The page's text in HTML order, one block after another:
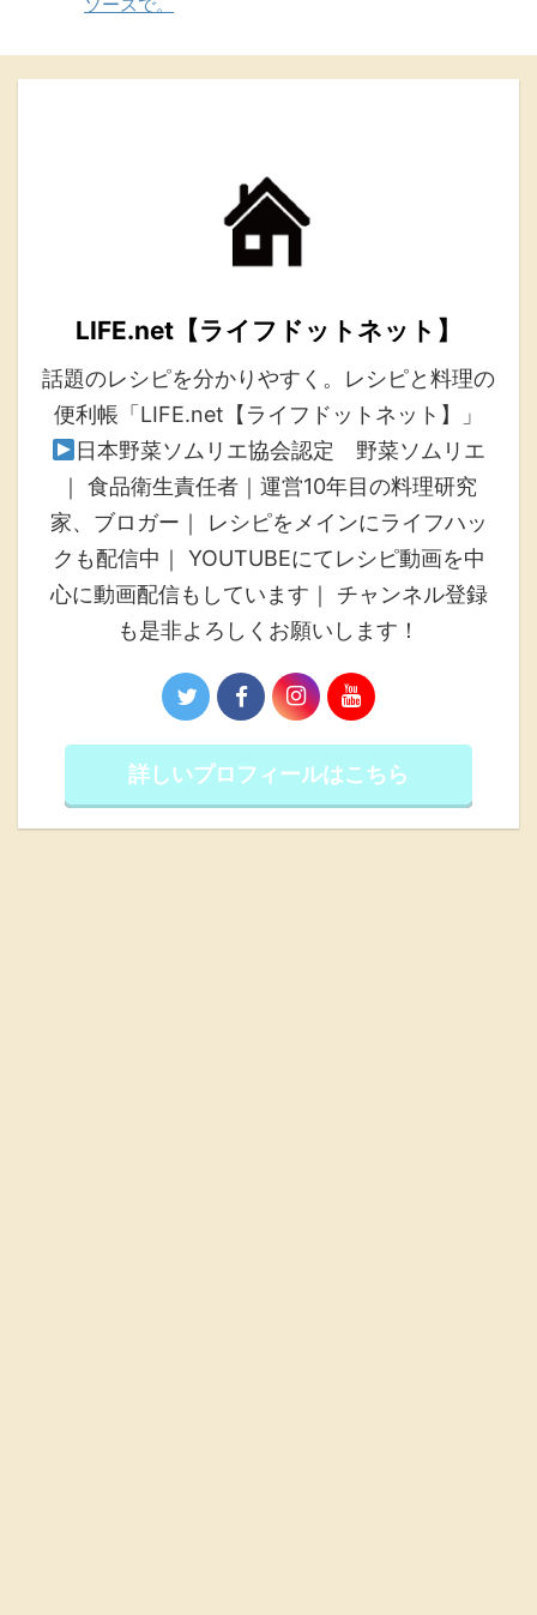
LIFE.net【ライフドットネット】
話題のレシピを分かりやすく。レシピと料理の
便利帳「LIFE.net【ライフドットネット】」
日本野菜ソムリエ協会認定 野菜ソムリエ
｜ 食品衛生責任者｜運営10年目の料理研究
家、ブロガー｜ レシピをメインにライフハッ
クも配信中｜ YOUTUBEにてレシピ動画を中
心に動画配信もしています｜ チャンネル登録
も是非よろしくお願いします！
詳しいプロフィールはこちら